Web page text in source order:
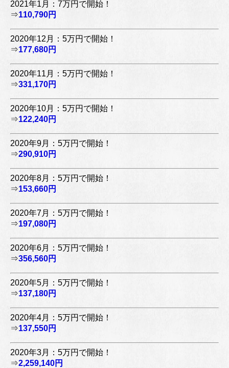
2021年1月：7万円で開始！
⇒110,790円
2020年12月：5万円で開始！
⇒177,680円
2020年11月：5万円で開始！
⇒331,170円
2020年10月：5万円で開始！
⇒122,240円
2020年9月：5万円で開始！
⇒290,910円
2020年8月：5万円で開始！
⇒153,660円
2020年7月：5万円で開始！
⇒197,080円
2020年6月：5万円で開始！
⇒356,560円
2020年5月：5万円で開始！
⇒137,180円
2020年4月：5万円で開始！
⇒137,550円
2020年3月：5万円で開始！
⇒2,259,140円